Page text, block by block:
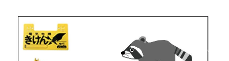
楽落くんハイトシェルター侵入禁刺イノシッシ
いのししくん
TREL4G-R
アニマルセンサー